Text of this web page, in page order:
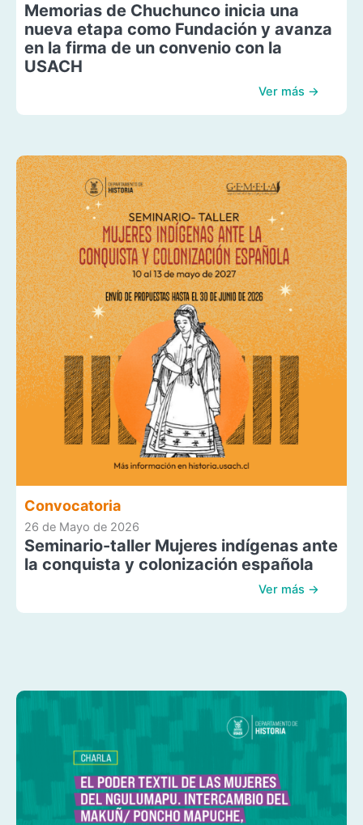
Memorias de Chuchunco inicia una
nueva etapa como Fundación y avanza
en la firma de un convenio con la
USACH
Ver más →
Convocatoria
26 de Mayo de 2026
Seminario-taller Mujeres indígenas ante
la conquista y colonización española
Ver más →